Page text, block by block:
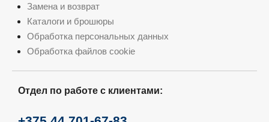
Замена и возврат
Каталоги и брошюры
Обработка персональных данных
Обработка файлов cookie
Отдел по работе с клиентами: